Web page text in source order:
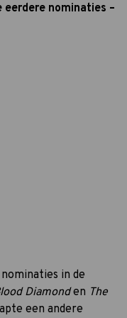
eerdere nominaties –
in de
Diamond en The
een andere